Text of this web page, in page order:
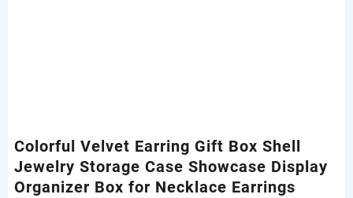
Colorful Velvet Earring Gift Box Shell
Jewelry Storage Case Showcase Display
Organizer Box for Necklace Earrings